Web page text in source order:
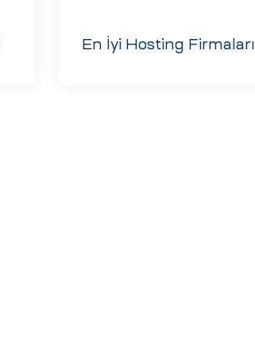
En İyi Hosting Firmaları